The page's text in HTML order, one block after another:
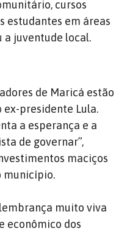
cursos
estudantes em áreas
a juventude local.
de Maricá estão
presidente Lula.
a esperança e a
de governar”,
maciços
município.
muito viva
econômico dos